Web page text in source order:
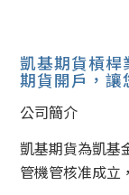
凱基期貨槓桿
期貨開戶，讓
公司簡介
凱基期貨為凱基
管機管核准成立